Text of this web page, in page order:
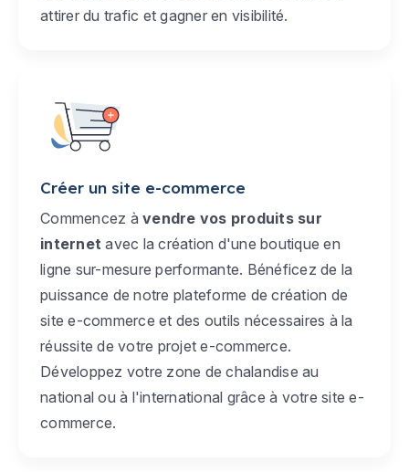
attirer du trafic et gagner en visibilité.
Créer un site e-commerce
Commencez à vendre vos produits sur
internet avec la création d'une boutique en
ligne sur-mesure performante. Bénéficez de la
puissance de notre plateforme de création de
site e-commerce et des outils nécessaires à la
réussite de votre projet e-commerce.
Développez votre zone de chalandise au
national ou à l'international grâce à votre site e-
commerce.